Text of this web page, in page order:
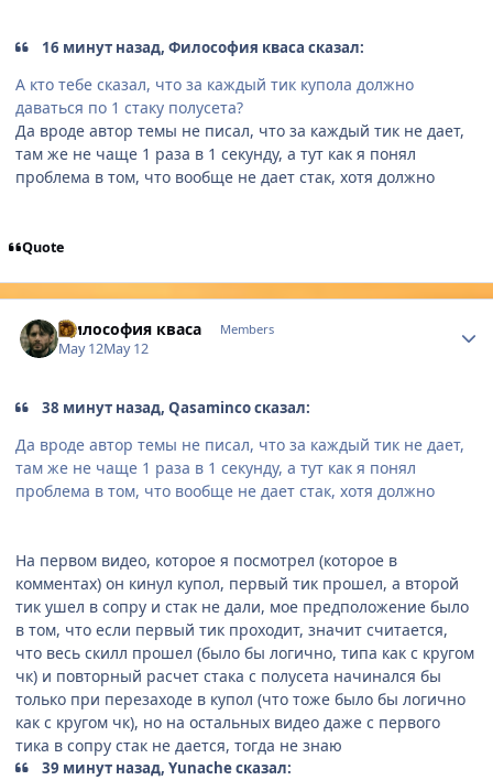
16 минут назад, Философия кваса сказал:
А кто тебе сказал, что за каждый тик купола должно
даваться по 1 стаку полусета?
Да вроде автор темы не писал, что за каждый тик не дает,
там же не чаще 1 раза в 1 секунду, а тут как я понял
проблема в том, что вообще не дает стак, хотя должно
Quote
Философия кваса Members
May 12May 12
38 минут назад, Qasaminco сказал:
Да вроде автор темы не писал, что за каждый тик не дает,
там же не чаще 1 раза в 1 секунду, а тут как я понял
проблема в том, что вообще не дает стак, хотя должно
На первом видео, которое я посмотрел (которое в
комментах) он кинул купол, первый тик прошел, а второй
тик ушел в сопру и стак не дали, мое предположение было
в том, что если первый тик проходит, значит считается,
что весь скилл прошел (было бы логично, типа как с кругом
чк) и повторный расчет стака с полусета начинался бы
только при перезаходе в купол (что тоже было бы логично
как с кругом чк), но на остальных видео даже с первого
тика в сопру стак не дается, тогда не знаю
39 минут назад, Yunache сказал: